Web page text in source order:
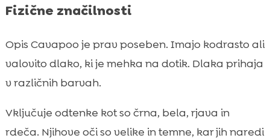
Fizične značilnosti
Opis Cavapoo je prav poseben. Imajo kodrasto ali
valovito dlako, ki je mehka na dotik. Dlaka prihaja
v različnih barvah.
Vključuje odtenke kot so črna, bela, rjava in
rdeča. Njihove oči so velike in temne, kar jih naredi